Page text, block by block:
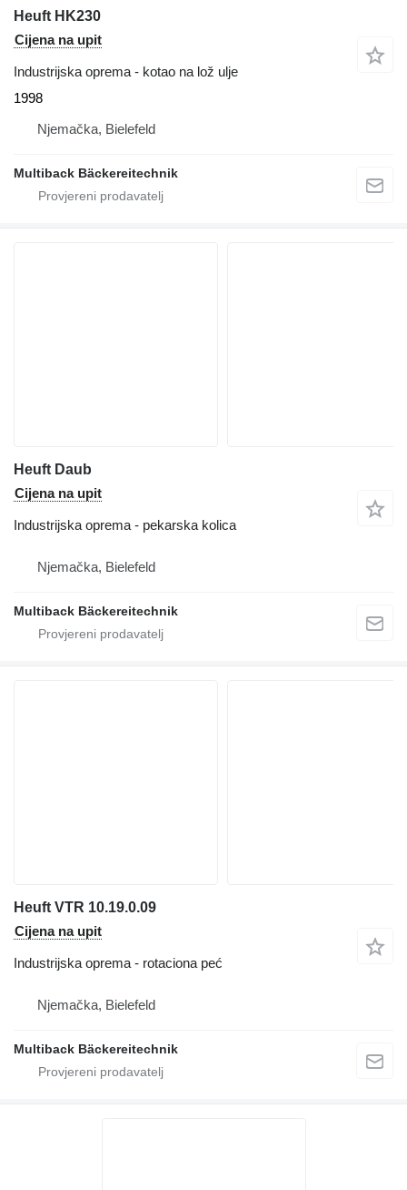
Heuft HK230
Cijena na upit
Industrijska oprema - kotao na lož ulje
1998
Njemačka, Bielefeld
Multiback Bäckereitechnik
Heuft Daub
Cijena na upit
Industrijska oprema - pekarska kolica
Njemačka, Bielefeld
Multiback Bäckereitechnik
Heuft VTR 10.19.0.09
Cijena na upit
Industrijska oprema - rotaciona peć
Njemačka, Bielefeld
Multiback Bäckereitechnik